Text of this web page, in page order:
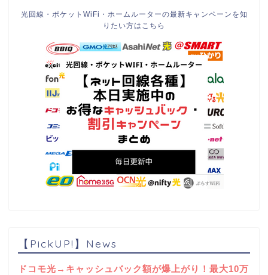
光回線・ポケットWiFi・ホームルーターの最新キャンペーンを知
りたい方はこちら
【PickUP!】News
ドコモ光→キャッシュバック額が爆上がり！最大10万